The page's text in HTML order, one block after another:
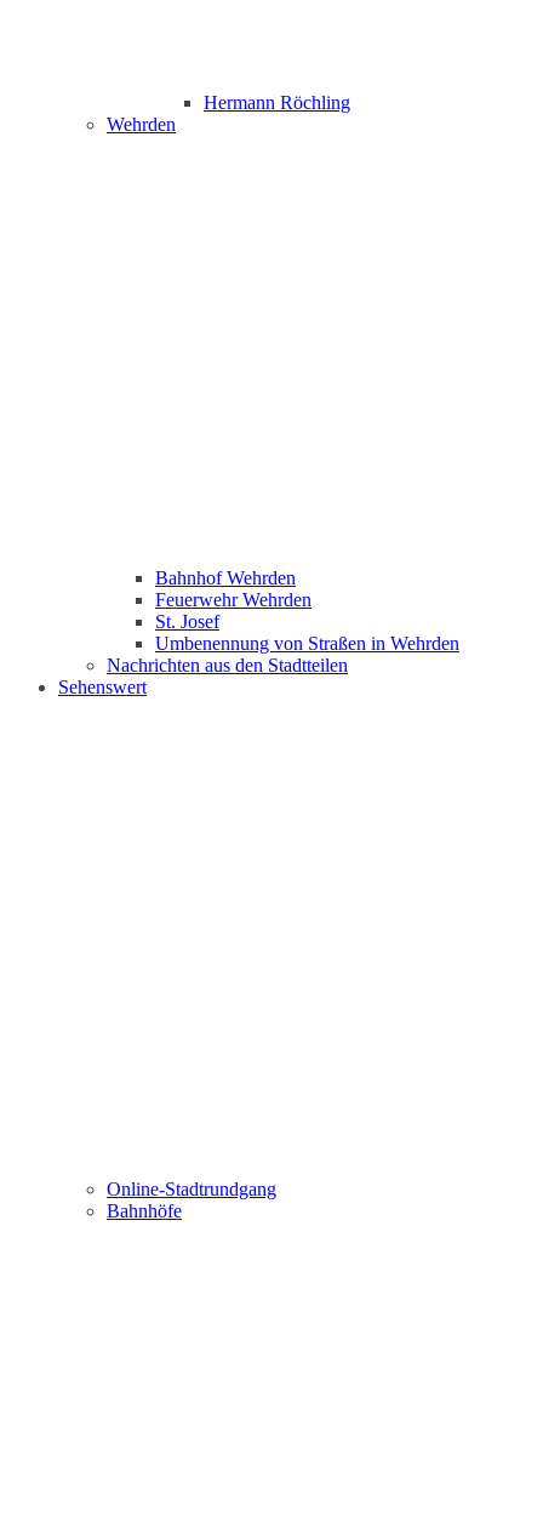
Hermann Röchling
Wehrden
Bahnhof Wehrden
Feuerwehr Wehrden
St. Josef
Umbenennung von Straßen in Wehrden
Nachrichten aus den Stadtteilen
Sehenswert
Online-Stadtrundgang
Bahnhöfe